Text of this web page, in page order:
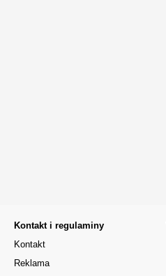
Kontakt i regulaminy
Kontakt
Reklama